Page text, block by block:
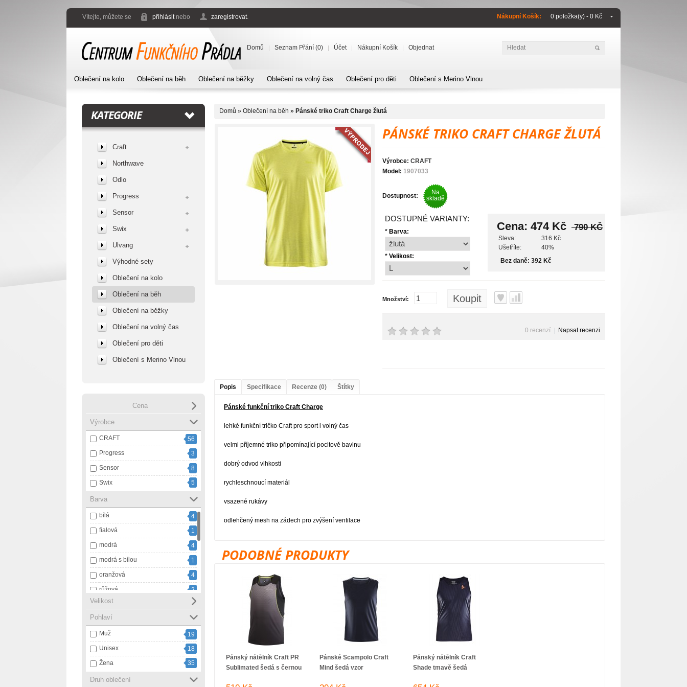
Nákupní Košík: 0 položka(y) - 0 Kč
Vítejte, můžete se přihlásitnebo zaregistrovat.
Domů Seznam Přání (0) Účet Nákupní Košík Objednat
Oblečení na kolo Oblečení na běh Oblečení na běžky Oblečení na volný čas Oblečení pro děti Oblečení s Merino Vlnou
KATEGORIE
Craft
Northwave
Odlo
Progress
Sensor
Swix
Ulvang
Výhodné sety
Oblečení na kolo
Oblečení na běh
Oblečení na běžky
Oblečení na volný čas
Oblečení pro děti
Oblečení s Merino Vlnou
Cena
Výrobce
CRAFT
56
Progress
3
Sensor
8
Swix
5
Barva
bílá
4
fialová
1
modrá
4
modrá s bílou
1
oranžová
4
růžová
2
vícebarevná
1
zelená
1
černá
30
černá s bílou
5
černá s růžovou
1
červená
3
Velikost
Pohlaví
Muž
19
Unisex
18
Žena
35
Druh oblečení
Domů » Oblečení na běh » Pánské triko Craft Charge žlutá
PÁNSKÉ TRIKO CRAFT CHARGE ŽLUTÁ
Výrobce: CRAFT
Model: 1907033
Dostupnost:
Na
skladě
Cena: 474 Kč 790 KČ
Sleva:
316 Kč
Ušetříte:
40%
Bez daně: 392 Kč
DOSTUPNÉ VARIANTY:
* Barva:
* Velikost:
Množství: Koupit
0 recenzí Napsat recenzi
Popis Specifikace Recenze (0) Štítky
Pánské funkční triko Craft Charge
lehké funkční tričko Craft pro sport i volný čas
velmi příjemné triko připomínající pocitově bavlnu
dobrý odvod vlhkosti
rychleschnoucí materiál
vsazené rukávy
odlehčený mesh na zádech pro zvýšení ventilace
PODOBNÉ PRODUKTY
Pánský nátělník Craft PR
Sublimated šedá s černou
Pánské Scampolo Craft
Mind šedá vzor
Pánský nátělník Craft
Shade tmavě šedá